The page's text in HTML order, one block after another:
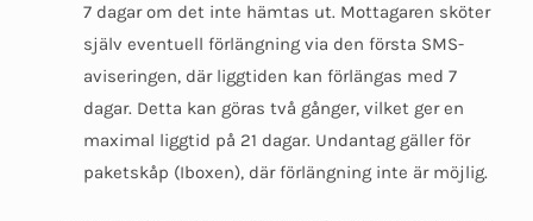
7 dagar om det inte hämtas ut. Mottagaren sköter
själv eventuell förlängning via den första SMS-
aviseringen, där liggtiden kan förlängas med 7
dagar. Detta kan göras två gånger, vilket ger en
maximal liggtid på 21 dagar. Undantag gäller för
paketskåp (Iboxen), där förlängning inte är möjlig.